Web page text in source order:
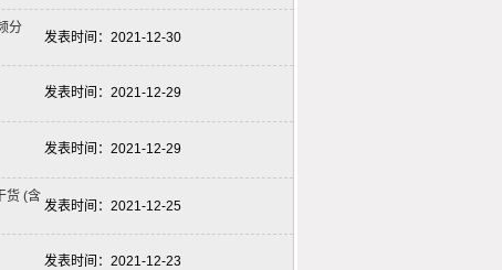
分
发表时间： 2021-12-30
发表时间： 2021-12-29
发表时间： 2021-12-29
货 (含
发表时间： 2021-12-25
发表时间： 2021-12-23